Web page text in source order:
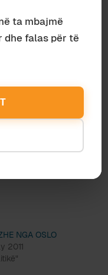
nderin do
një gjë të jemi të
guximin për të
dhe pa
më mirë të mos
NGA OSLO
2011
ta mbajmë
dhe falas për të